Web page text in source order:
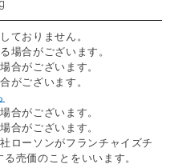
ておりません。
場合がございます。
合がございます。
がございます。
合がございます。
合がございます。
ローソンがフランチャイズチ
売価のことをいいます。